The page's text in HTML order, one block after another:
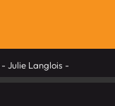
- Julie Langlois -